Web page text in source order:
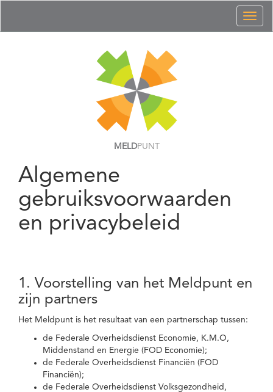
MELDPUNT
Algemene
gebruiksvoorwaarden
en privacybeleid
1. Voorstelling van het Meldpunt en
zijn partners
Het Meldpunt is het resultaat van een partnerschap tussen:
de Federale Overheidsdienst Economie, K.M.O,
Middenstand en Energie (FOD Economie);
de Federale Overheidsdienst Financiën (FOD
Financiën);
de Federale Overheidsdienst Volksgezondheid,